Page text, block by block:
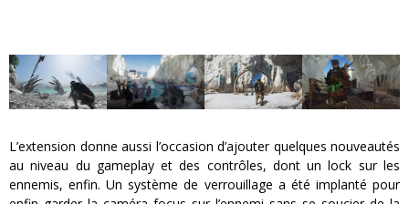
L’extension donne aussi l’occasion d’ajouter quelques nouveautés
au niveau du gameplay et des contrôles, dont un lock sur les
ennemis, enfin. Un système de verrouillage a été implanté pour